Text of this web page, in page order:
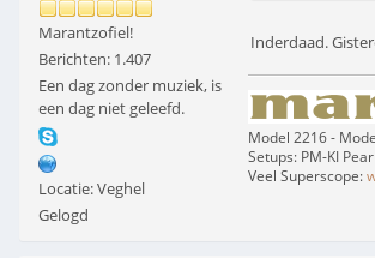
Marantzofiel!
Berichten: 1.407
Een dag zonder muziek, is
een dag niet geleefd.
Locatie: Veghel
Gelogd
Inderdaad.
Model 2216 -
Setups: PM-KI
Veel Superscope: